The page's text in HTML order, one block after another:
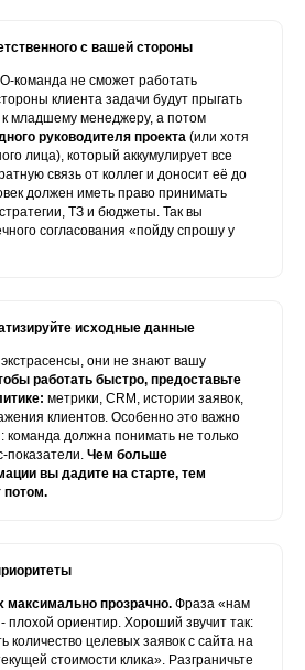
с вашей стороны
команда не сможет работать
клиента задачи будут прыгать
к младшему менеджеру, а потом
руководителя проекта (или хотя
лица), который аккумулирует все
связь от коллег и доносит её до
должен иметь право принимать
ТЗ и бюджеты. Так вы
согласования «пойду спрошу у
исходные данные
они не знают вашу
работать быстро, предоставьте
метрики, CRM, истории заявок,
клиентов. Особенно это важно
команда должна понимать не только
показатели. Чем больше
вы дадите на старте, тем
потом.
максимально прозрачно. Фраза «нам
плохой ориентир. Хороший звучит так:
количество целевых заявок с сайта на
стоимости клика». Разграничьте